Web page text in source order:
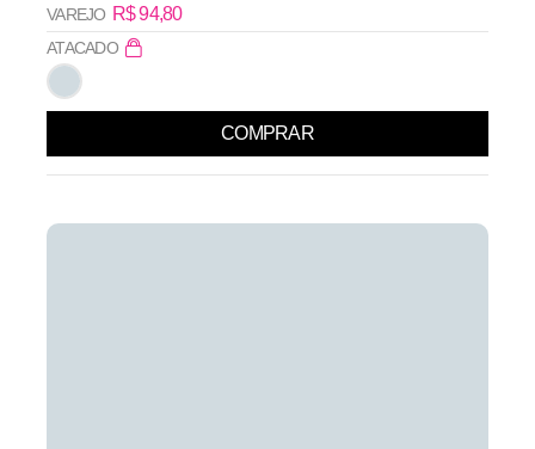
R$94,80
VAREJO
ATACADO
COMPRAR